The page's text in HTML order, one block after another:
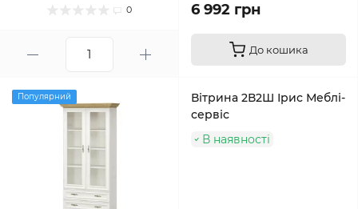
0 6 992 грн
До кошика
Популярний
Вітрина 2В2Ш Ірис Меблі-
сервіс
В наявності